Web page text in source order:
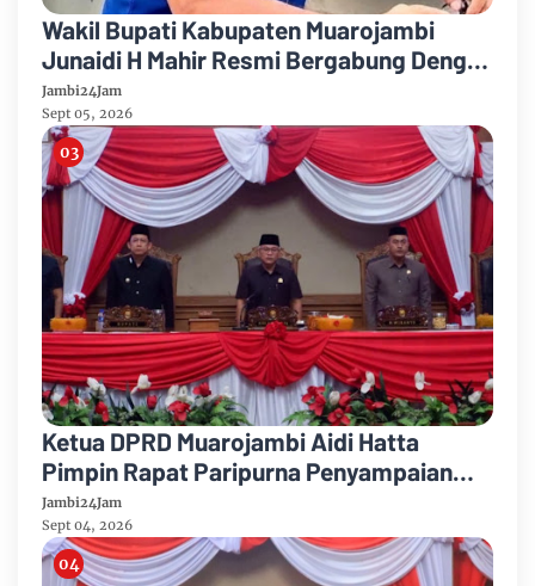
Wakil Bupati Kabupaten Muarojambi
Junaidi H Mahir Resmi Bergabung Dengan
Partai Demikrat
Jambi24Jam
Sept 05, 2026
Ketua DPRD Muarojambi Aidi Hatta
Pimpin Rapat Paripurna Penyampaian
Rancangan Perubahan KUA-PPAS Tahun
Anggaran 2026
Jambi24Jam
Sept 04, 2026